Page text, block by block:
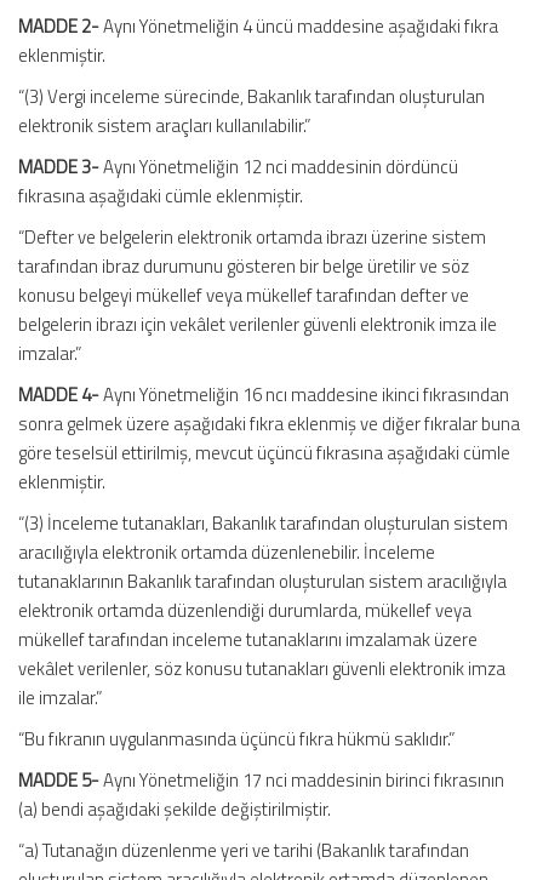
MADDE 2-Aynı Yönetmeliğin 4 üncü maddesine aşağıdaki fıkra
eklenmiştir.
“(3) Vergi inceleme sürecinde, Bakanlık tarafından oluşturulan
elektronik sistem araçları kullanılabilir.”
MADDE 3-Aynı Yönetmeliğin 12 nci maddesinin dördüncü
fıkrasına aşağıdaki cümle eklenmiştir.
“Defter ve belgelerin elektronik ortamda ibrazı üzerine sistem
tarafından ibraz durumunu gösteren bir belge üretilir ve söz
konusu belgeyi mükellef veya mükellef tarafından defter ve
belgelerin ibrazı için vekâlet verilenler güvenli elektronik imza ile
imzalar.”
MADDE 4-Aynı Yönetmeliğin 16 ncı maddesine ikinci fıkrasından
sonra gelmek üzere aşağıdaki fıkra eklenmiş ve diğer fıkralar buna
göre teselsül ettirilmiş, mevcut üçüncü fıkrasına aşağıdaki cümle
eklenmiştir.
“(3) İnceleme tutanakları, Bakanlık tarafından oluşturulan sistem
aracılığıyla elektronik ortamda düzenlenebilir. İnceleme
tutanaklarının Bakanlık tarafından oluşturulan sistem aracılığıyla
elektronik ortamda düzenlendiği durumlarda, mükellef veya
mükellef tarafından inceleme tutanaklarını imzalamak üzere
vekâlet verilenler, söz konusu tutanakları güvenli elektronik imza
ile imzalar.”
“Bu fıkranın uygulanmasında üçüncü fıkra hükmü saklıdır.”
MADDE 5-Aynı Yönetmeliğin 17 nci maddesinin birinci fıkrasının
(a) bendi aşağıdaki şekilde değiştirilmiştir.
“a) Tutanağın düzenlenme yeri ve tarihi (Bakanlık tarafından